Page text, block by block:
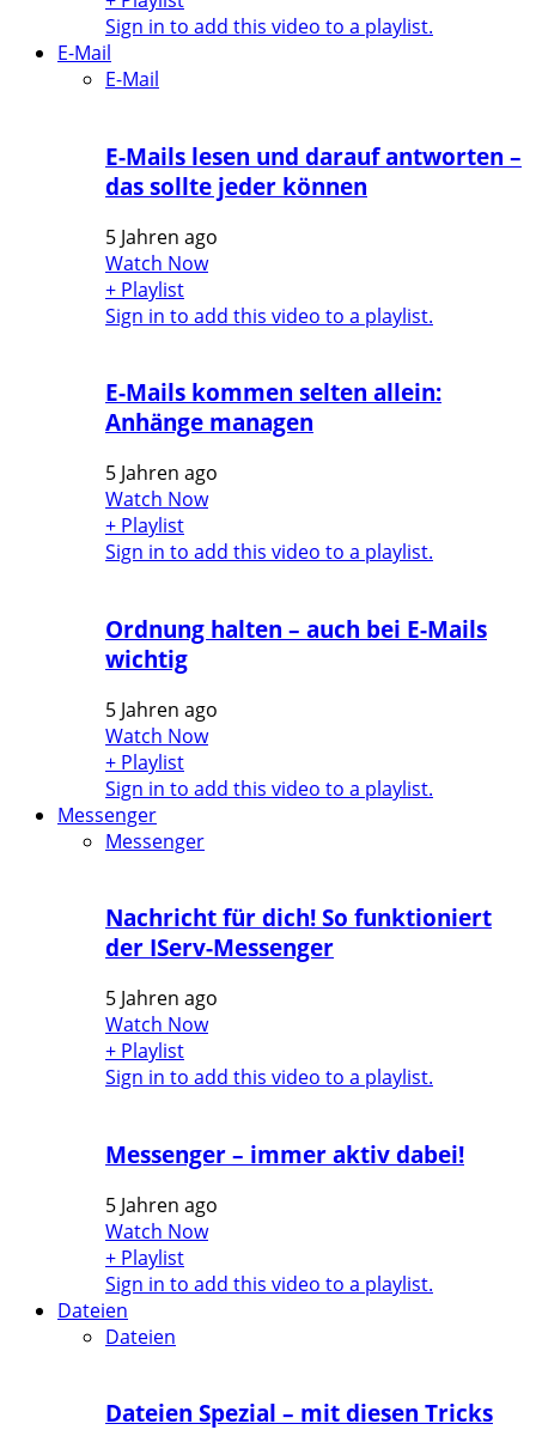
Sign in to add this video to a playlist.
E-Mail
E-Mail
E-Mails lesen und darauf antworten –
das sollte jeder können
5 Jahren ago
Watch Now
+ Playlist
Sign in to add this video to a playlist.
E-Mails kommen selten allein:
Anhänge managen
5 Jahren ago
Watch Now
+ Playlist
Sign in to add this video to a playlist.
Ordnung halten – auch bei E-Mails
wichtig
5 Jahren ago
Watch Now
+ Playlist
Sign in to add this video to a playlist.
Messenger
Messenger
Nachricht für dich! So funktioniert
der IServ-Messenger
5 Jahren ago
Watch Now
+ Playlist
Sign in to add this video to a playlist.
Messenger – immer aktiv dabei!
5 Jahren ago
Watch Now
+ Playlist
Sign in to add this video to a playlist.
Dateien
Dateien
Dateien Spezial – mit diesen Tricks